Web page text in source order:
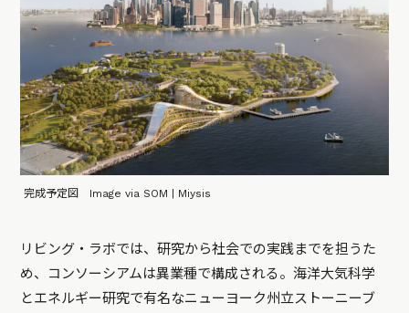
完成予定図 Image via SOM | Miysis
リビング・ラボでは、研究から社会での実践までを担うた
め、コンソーシアムは異業種で構成される。海洋大気科学
とエネルギー研究で有名なニューヨーク州立ストーニーブ